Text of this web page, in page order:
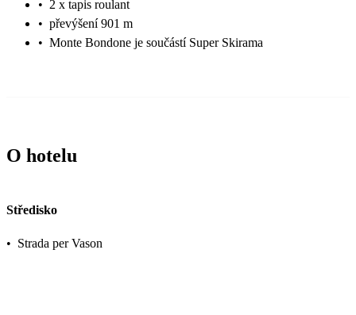
• 2 x tapis roulant
• převýšení 901 m
• Monte Bondone je součástí Super Skirama
O hotelu
Středisko
• Strada per Vason